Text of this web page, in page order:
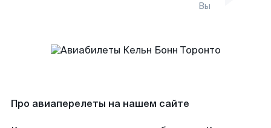
Вы
Про авиаперелеты на нашем сайте